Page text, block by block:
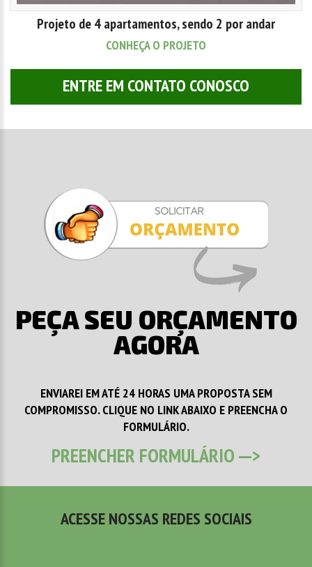
Projeto de 4 apartamentos, sendo 2 por andar
CONHEÇA O PROJETO
ENTRE EM CONTATO CONOSCO
PEÇA SEU ORÇAMENTO
AGORA
ENVIAREI EM ATÉ 24 HORAS UMA PROPOSTA SEM
COMPROMISSO. CLIQUE NO LINK ABAIXO E PREENCHA O
FORMULÁRIO.
PREENCHER FORMULÁRIO --->
ACESSE NOSSAS REDES SOCIAIS